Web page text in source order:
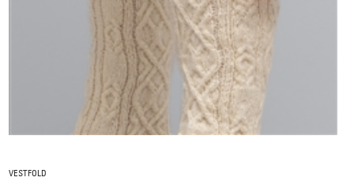
VESTFOLD